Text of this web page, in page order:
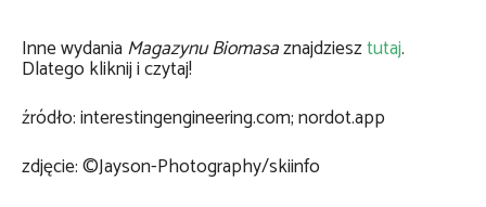
Inne wydaniaMagazynu Biomasaznajdziesztutaj.
Dlatego kliknij i czytaj!
źródło: interestingengineering.com; nordot.app
zdjęcie: ©Jayson-Photography/skiinfo